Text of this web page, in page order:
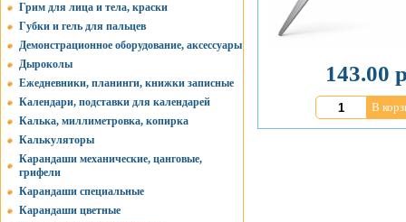
Грим для лица и тела, краски
Губки и гель для пальцев
Демонстрационное оборудование, аксессуары
Дыроколы
Ежедневники, планинги, книжки записные
Календари, подставки для календарей
Калька, миллиметровка, копирка
Калькуляторы
Карандаши механические, цанговые,
грифели
Карандаши специальные
Карандаши цветные
143.00
В